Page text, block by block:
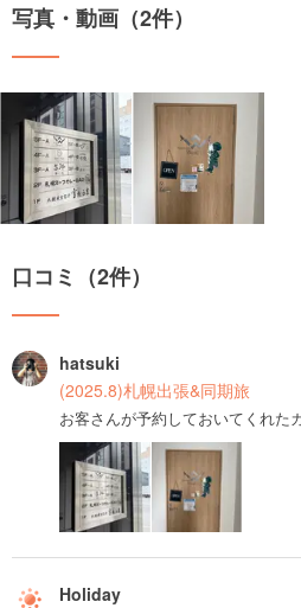
写真・動画（2件）
口コミ（2件）
hatsuki
(2025.8)札幌出張&同期旅
お客さんが予約しておいてくれた
Holiday